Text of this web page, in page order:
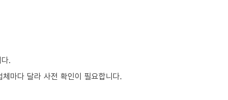
.
마다 달라 사전 확인이 필요합니다.